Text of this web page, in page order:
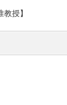
授】